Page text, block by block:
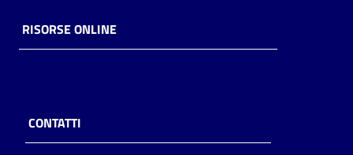
RISORSE ONLINE
CONTATTI